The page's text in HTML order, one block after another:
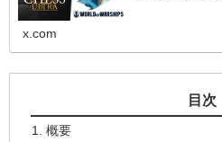
x.com
目次
概要